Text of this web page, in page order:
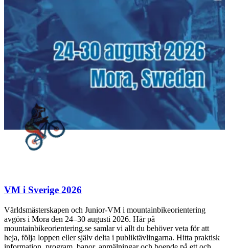
VM i Sverige 2026
Världsmästerskapen och Junior-VM i mountainbikeorientering
avgörs i Mora den 24–30 augusti 2026. Här på
mountainbikeorientering.se samlar vi allt du behöver veta för att
heja, följa loppen eller själv delta i publiktävlingarna. Hitta praktisk